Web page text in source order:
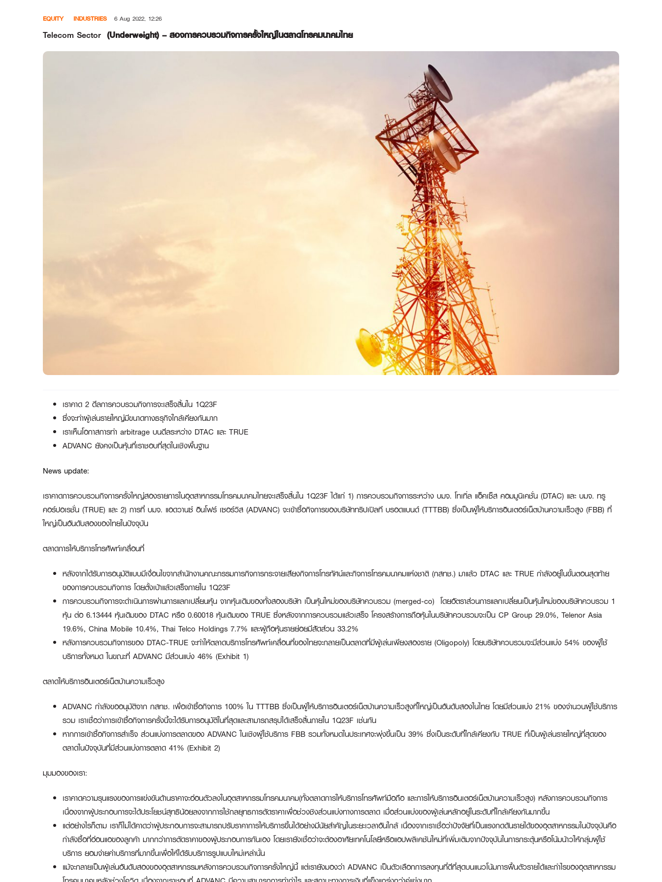
EQUITY INDUSTRIES 6 Aug 2022, 12:26
Telecom Sector (Underweight) – สองการควบรวมกิจการครั้งใหญ่ในตลาดโทรคมนาคมไทย
เราคาด 2 ดีลการควบรวมกิจการจะเสร็จสิ้นใน 1Q23F
ซึ่งจะทำผู้เล่นรายใหญ่มีขนาดทางธรุกิจใกล้เคียงกันมาก
เราเห็นโอกาสการทำ arbitrage บนดีลระหว่าง DTAC และ TRUE
ADVANC ยังคงเป็นหุ้นที่เราชอบที่สุดในเชิงพื้นฐาน
News update:
เราคาดการควบรวมกิจการครั้งใหญ่สองรายการในอุตสาหกรรมโทรคมนาคมไทยจะเสร็จสิ้นใน 1Q23F ได้แก่ 1) การควบรวมกิจการระหว่าง บมจ. โทเทิ่ล แอ็คเซ็ส คอมมูนิเคชั่น (DTAC) และ บมจ. ทรู
คอร์ปอเรชั่น (TRUE) และ 2) การที่ บมจ. แอดวานซ์ อินโฟร์ เซอร์วิส (ADVANC) จะเข้าซื้อกิจการของบริษัททริปเปิลที บรอดแบนด์ (TTTBB) ซึ่งเป็นผู้ให้บริการอินเตอร์เน็ตบ้านความเร็วสูง (FBB) ที่
ใหญ่เป็นอันดับสองของไทยในปัจจุบัน
ตลาดการให้บริการโทรศัพท์เคลื่อนที่
หลังจากได้รับการอนุมัติแบบมีเงื่อนไขจากสำนักงานคณะกรรมการกิจการกระจายเสียงกิจการโทรทัศน์และกิจการโทรคมนาคมแห่งชาติ (กสทช.) มาแล้ว DTAC และ TRUE กำลังอยู่ในขั้นตอนสุดท้าย
ของการควบรวมกิจการ โดยตั้งเป้าแล้วเสร็จภายใน 1Q23F
การควบรวมกิจการจะดำเนินการผ่านการแลกเปลี่ยนหุ้น จากหุ้นเดิมของทั้งสองบริษัท เป็นหุ้นใหม่ของบริษัทควบรวม (merged-co) โดยอัตราส่วนการแลกเปลี่ยนเป็นหุ้นใหม่ของบริษัทควบรวม 1
หุ้น ต่อ 6.13444 หุ้นเดิมของ DTAC หรือ 0.60018 หุ้นเดิมของ TRUE ซึ่งหลังจากการควบรวมแล้วเสร็จ โครงสร้างการถือหุ้นในบริษัทควบรวมจะเป็น CP Group 29.0%, Telenor Asia
19.6%, China Mobile 10.4%, Thai Telco Holdings 7.7% และผู้ถือหุ้นรายย่อยมีสัดส่วน 33.2%
หลังการควบรวมกิจการของ DTAC-TRUE จะทำให้ตลาดบริการโทรศัพท์เคลื่อนที่ของไทยจะกลายเป็นตลาดที่มีผู้เล่นเพียงสองราย (Oligopoly) โดยบริษัทควบรวมจะมีส่วนแบ่ง 54% ของผู้ใช้
บริการทั้งหมด ในขณะที่ ADVANC มีส่วนแบ่ง 46% (Exhibit 1)
ตลาดให้บริการอินเตอร์เน็ตบ้านความเร็วสูง
ADVANC กำลังขออนุมัติจาก กสทช. เพื่อเข้าซื้อกิจการ 100% ใน TTTBB ซึ่งเป็นผู้ให้บริการอินเตอร์เน็ตบ้านความเร็วสูงที่ใหญ่เป็นอันดับสองในไทย โดยมีส่วนแบ่ง 21% ของจำนวนผู้ใช้บริการ
รวม เราเชื่อว่าการเข้าซื้อกิจการครั้งนี้จะได้รับการอนุมัติในที่สุดและสามารถสรุปได้เสร็จสิ้นภายใน 1Q23F เช่นกัน
หากการเข้าซื้อกิจการสำเร็จ ส่วนแบ่งการตลาดของ ADVANC ในเชิงผู้ใช้บริการ FBB รวมทั้งหมดในประเทศจะพุ่งขึ้นเป็น 39% ซึ่งเป็นระดับที่ใกล้เคียงกับ TRUE ที่เป็นผู้เล่นรายใหญ่ที่สุดของ
ตลาดในปัจจุบันที่มีส่วนแบ่งการตลาด 41% (Exhibit 2)
มุมมองของเรา:
เราคาดความรุนแรงของการแข่งขันด้านราคาจะอ่อนตัวลงในอุตสาหกรรมโทรคมนาคม(ทั้งตลาดการให้บริการโทรศัพท์มือถือ และการให้บริการอินเตอร์เน็ตบ้านความเร็วสูง) หลังการควบรวมกิจการ
เนื่องจากผู้ประกอบการจะได้ประโยชน์สุทธิน้อยลงจากการใช้กลยุทธการตัดราคาเพื่อช่วงชิงส่วนแบ่งทางการตลาด เมื่อส่วนแบ่งของผู้เล่นหลักอยู่ในระดับที่ใกล้เคียงกันมากขึ้น
แต่อย่างไรก็ตาม เราก็ไม่ได้คาดว่าผู้ประกอบการจะสามารถปรับราคาการให้บริการขึ้นได้อย่างมีนัยสำคัญในระยะเวลาอันใกล้ เนื่องจากเราเชื่อว่าปัจจัยที่เป็นแรงกดดันรายได้ของอุตสาหกรรมในปัจจุบันคือ
กำลังซื้อที่อ่อนแอของลูกค้า มากกว่าการตัดราคาของผู้ประกอบการกันเอง โดยเรายังเชื่อว่าจะต้องอาศัยเทคโนโลยีหรือแอปพลิเคชันใหม่ที่เพิ่มเติมจากปัจจุบันในการกระตุ้นหรือโน้มน้าวให้กลุ่มผู้ใช้
บริการ ยอมจ่ายค่าบริการที่มากขึ้นเพื่อให้ได้รับบริการรูปแบบใหม่เหล่านั้น
แม้จะกลายเป็นผู้เล่นอันดับสองของอุตสาหกรรมหลังการควบรวมกิจการครั้งใหญ่นี้ แต่เรายังมองว่า ADVANC เป็นตัวเลือกการลงทุนที่ดีที่สุดบนแนวโน้มการฟื้นตัวรายได้และกำไรของอุตสาหกรรม